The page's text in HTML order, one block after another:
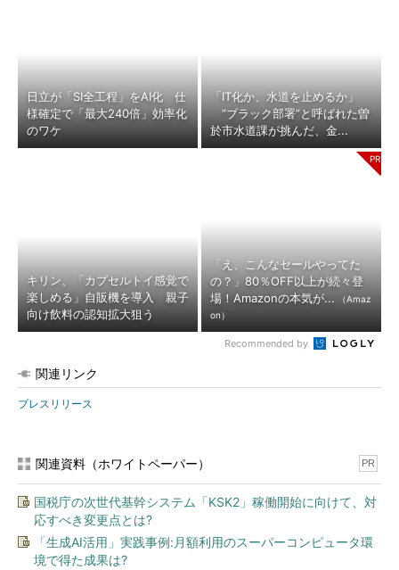
日立が「SI全工程」をAI化 仕
様確定で「最大240倍」効率化
のワケ
「IT化か、水道を止めるか」
“ブラック部署”と呼ばれた曽
於市水道課が挑んだ、金...
キリン、「カプセルトイ感覚で
楽しめる」自販機を導入 親子
向け飲料の認知拡大狙う
「え、こんなセールやってた
の？」80％OFF以上が続々登
場！Amazonの本気が...
（Amaz
on）
Recommended by
関連リンク
プレスリリース
関連資料（ホワイトペーパー） PR
国税庁の次世代基幹システム「KSK2」稼働開始に向けて、対
応すべき変更点とは?
「生成AI活用」実践事例:月額利用のスーパーコンピュータ環
境で得た成果は?